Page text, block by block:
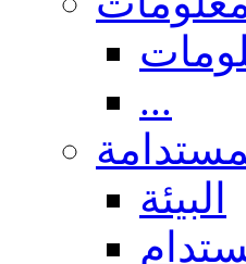
...
البيئة